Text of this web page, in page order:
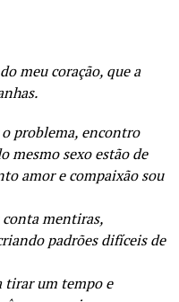
meu coração, que a
problema, encontro
mesmo sexo estão de
amor e compaixão sou
conta mentiras,
padrões difíceis de
tirar um tempo e